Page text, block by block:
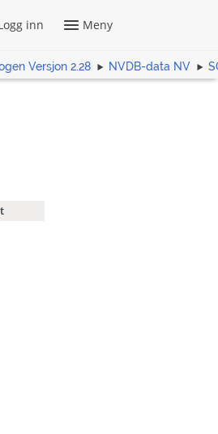
Versjon 2.28 NVDB-data NV